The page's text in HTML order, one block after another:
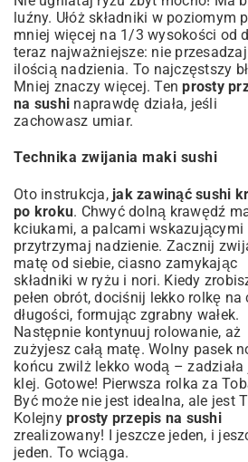
luźny. Ułóż składniki w poziomym
mniej więcej na 1/3 wysokości od
teraz najważniejsze: nie
ilością nadzienia. To najczęstszy
Mniej znaczy więcej. Tenprosty
na sushi naprawdę działa, jeśli
zachowasz umiar.
Technika zwijania maki sushi
Oto instrukcja, jak zawinąć sushi
po kroku. Chwyć dolną krawędź
kciukami, a palcami wskazującymi
przytrzymaj nadzienie. Zacznij
matę od siebie, ciasno zamykając
składniki w ryżu i nori. Kiedy
pełen obrót, dociśnij lekko rolkę na
długości, formując zgrabny wałek.
Następnie kontynuuj rolowanie, aż
zużyjesz całą matę. Wolny pasek
końcu zwilż lekko wodą – zadziała
klej. Gotowe! Pierwsza rolka za
Być może nie jest idealna, ale jest
Kolejny prosty przepis na sushi
zrealizowany! I jeszcze jeden, i
jeden. To wciąga.